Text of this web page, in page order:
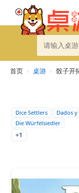
首页 › 桌游 › 骰子开
Dice Settlers Dados
Die Würfelsiedler
+1